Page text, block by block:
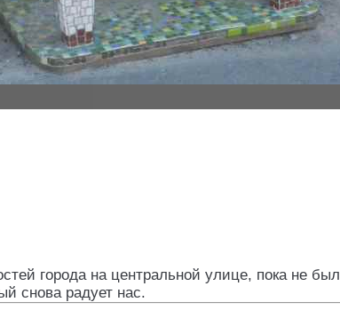
города на центральной улице, пока не
снова радует нас.